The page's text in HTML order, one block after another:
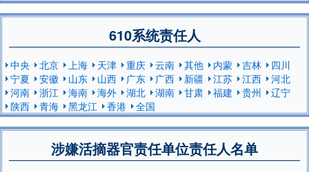
610系统责任人
中央 北京 上海 天津 重庆 云南 其他 内蒙 吉林
四川
宁夏
安徽 山东 山西 广东 广西 新疆 江苏 江西
河北
河南
浙江 海南 海外 湖北 湖南 甘肃 福建 贵州
辽宁
陕西
青海 黑龙江 香港 全国
涉嫌活摘器官责任单位责任人名单